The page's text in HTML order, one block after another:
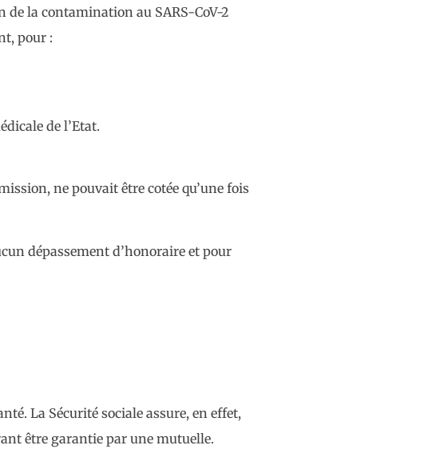
de la contamination au SARS-CoV-2
pour :
de l’Etat.
ne pouvait être cotée qu’une fois
dépassement d’honoraire et pour
La Sécurité sociale assure, en effet,
être garantie par une mutuelle.